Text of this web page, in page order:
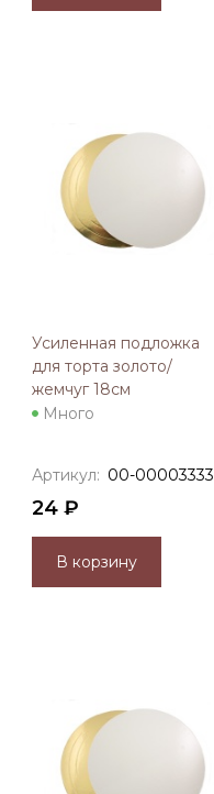
Усиленная подложка
для торта золото/
жемчуг 18см
Много
Артикул: 00-00003333
24 ₽
В корзину